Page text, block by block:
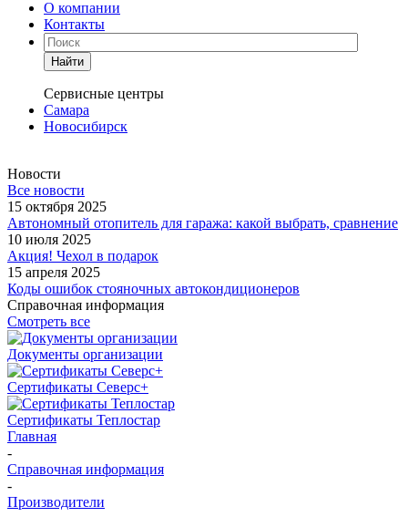
О компании
Контакты
Найти
Сервисные центры
Самара
Новосибирск
Новости
Все новости
15 октября 2025
Автономный отопитель для гаража: какой выбрать, сравнение
10 июля 2025
Акция! Чехол в подарок
15 апреля 2025
Коды ошибок стояночных автокондиционеров
Справочная информация
Смотреть все
Документы организации
Сертификаты Северс+
Сертификаты Теплостар
Главная
-
Справочная информация
-
Производители